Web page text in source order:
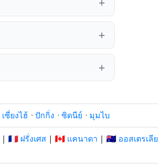
เซี่ยงไฮ้ · ปักกิ่ง · ซิดนีย์ · มุมไบ
| 🇫🇷 ฝรั่งเศส | 🇨🇦 แคนาดา | 🇦🇺 ออสเตรเลีย